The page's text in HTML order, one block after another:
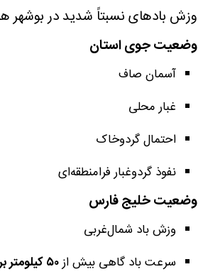
وزش بادهای نسبتاً شدید در بوشهر
وضعیت جوی استان
آسمان صاف
غبار محلی
احتمال گردوخاک
نفوذ گردوغبار فرامنطقه‌ای
وضعیت خلیج فارس
وزش باد شمال‌غربی
سرعت باد گاهی بیش از۵۰ کیلومتر بر ساعت